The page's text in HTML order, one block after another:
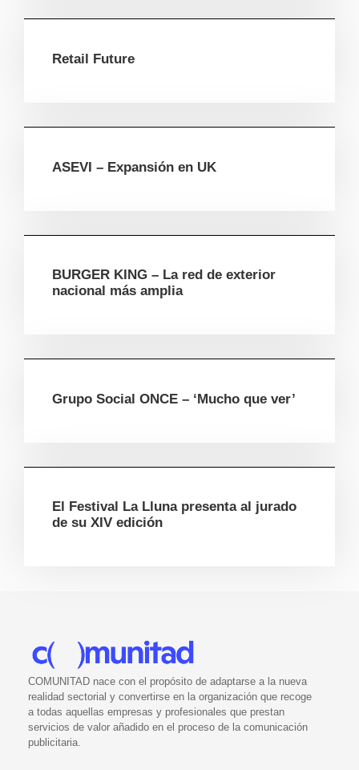
Retail Future
ASEVI – Expansión en UK
BURGER KING – La red de exterior
nacional más amplia
Grupo Social ONCE – ‘Mucho que ver’
El Festival La Lluna presenta al jurado
de su XIV edición
COMUNITAD nace con el propósito de adaptarse a la nueva
realidad sectorial y convertirse en la organización que recoge
a todas aquellas empresas y profesionales que prestan
servicios de valor añadido en el proceso de la comunicación
publicitaria.